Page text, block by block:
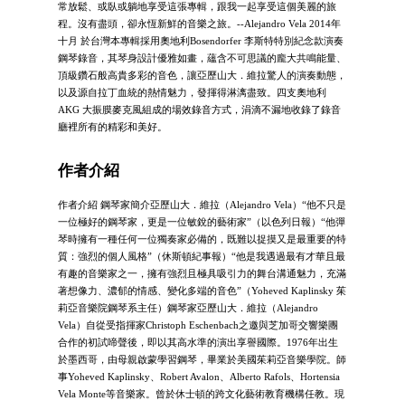
常放鬆、或臥或躺地享受這張專輯，跟我一起享受這個美麗的旅
程。沒有盡頭，卻永恆新鮮的音樂之旅。--Alejandro Vela 2014年
十月 於台灣本專輯採用奧地利Bosendorfer 李斯特特別紀念款演奏
鋼琴錄音，其琴身設計優雅如畫，蘊含不可思議的龐大共鳴能量、
頂級鑽石般高貴多彩的音色，讓亞歷山大．維拉驚人的演奏動態，
以及源自拉丁血統的熱情魅力，發揮得淋漓盡致。四支奧地利
AKG 大振膜麥克風組成的場效錄音方式，涓滴不漏地收錄了錄音
廳裡所有的精彩和美好。
作者介紹
作者介紹 鋼琴家簡介亞歷山大．維拉（Alejandro Vela）“他不只是
一位極好的鋼琴家，更是一位敏銳的藝術家”（以色列日報）“他彈
琴時擁有一種任何一位獨奏家必備的，既難以捉摸又是最重要的特
質：強烈的個人風格”（休斯頓紀事報）“他是我遇過最有才華且最
有趣的音樂家之一，擁有強烈且極具吸引力的舞台溝通魅力，充滿
著想像力、濃郁的情感、變化多端的音色”（Yoheved Kaplinsky 茱
莉亞音樂院鋼琴系主任）鋼琴家亞歷山大．維拉（Alejandro
Vela）自從受指揮家Christoph Eschenbach之邀與芝加哥交響樂團
合作的初試啼聲後，即以其高水準的演出享譽國際。1976年出生
於墨西哥，由母親啟蒙學習鋼琴，畢業於美國茱莉亞音樂學院。師
事Yoheved Kaplinsky、Robert Avalon、Alberto Rafols、Hortensia
Vela Monte等音樂家。曾於休士頓的跨文化藝術教育機構任教。現